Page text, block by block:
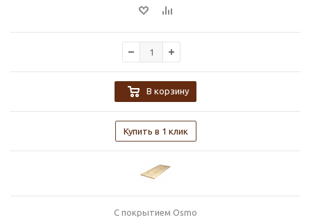
В корзину
Купить в 1 клик
С покрытием Osmo